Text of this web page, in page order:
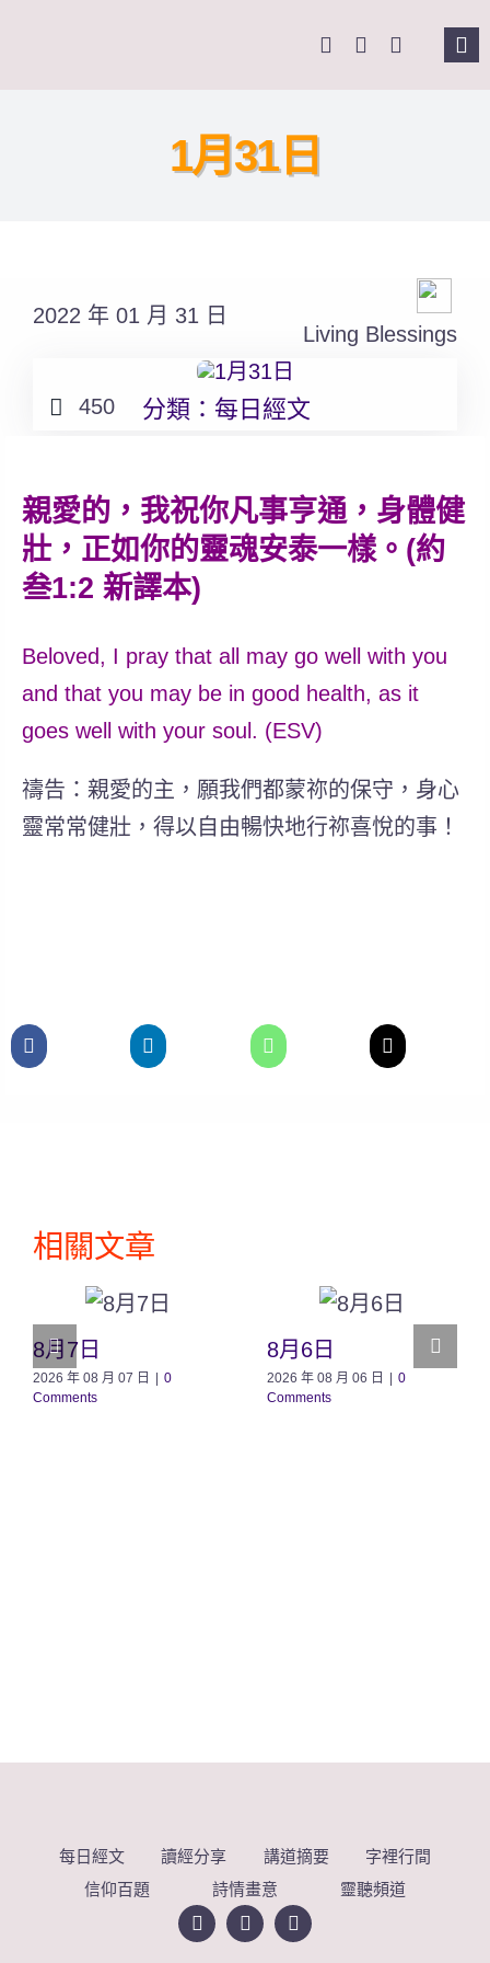
課程報名
1月31日
2022 年 01 月 31 日
Living Blessings
450 分類： 每日經文
親愛的，我祝你凡事亨通，身體健
壯，正如你的靈魂安泰一樣。(約
叁1:2 新譯本)
Beloved, I pray that all may go well with you
and that you may be in good health, as it
goes well with your soul. (ESV)
禱告：親愛的主，願我們都蒙祢的保守，身心
靈常常健壯，得以自由暢快地行祢喜悅的事！
相關文章
8月7日
2026 年 08 月 07 日
0
Comments
8月6日
2026 年 08 月 06 日
0
Comments
每日經文 讀經分享 講道摘要
字裡行間
信仰百題
詩情畫意 靈聽頻道